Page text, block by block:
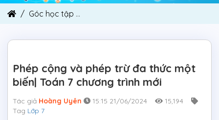
Góc học tập
Phép cộng và phép trừ đa thức một
biến| Toán 7 chương trình mới
Tác giả Hoàng Uyên 15:15 21/06/2024
15,194
Tag Lớp 7